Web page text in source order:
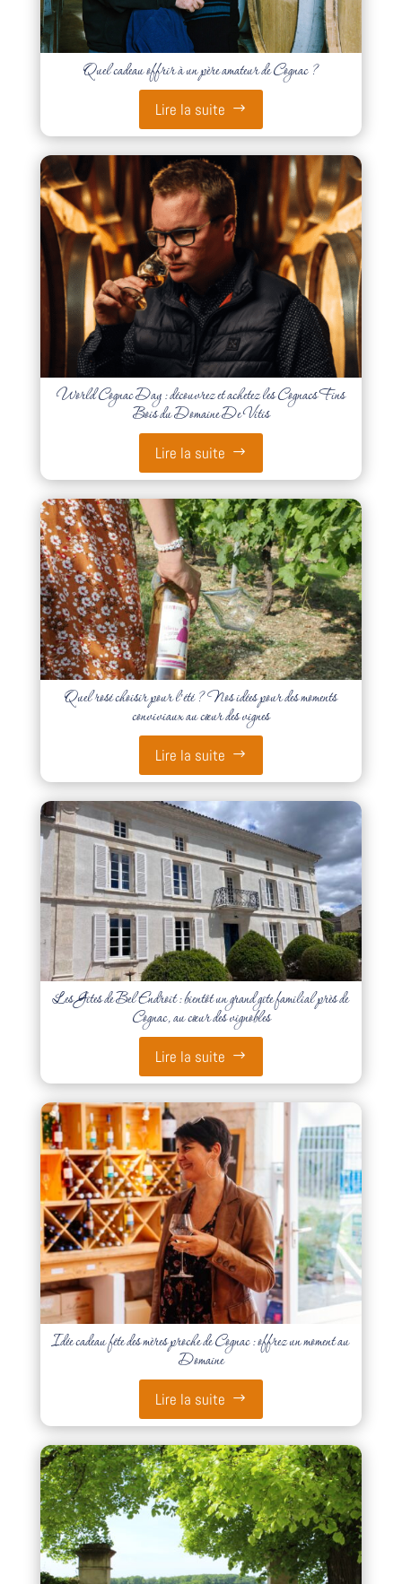
Quel cadeau offrir à un père amateur de Cognac ?
Lire la suite
World Cognac Day : découvrez et achetez les Cognacs Fins
Bois du Domaine De Vitis
Lire la suite
Quel rosé choisir pour l’été ? Nos idées pour des moments
conviviaux au cœur des vignes
Lire la suite
Les Gîtes de Bel Endroit : bientôt un grand gîte familial près de
Cognac, au cœur des vignobles
Lire la suite
Idée cadeau fête des mères proche de Cognac : offrez un moment au
Domaine
Lire la suite